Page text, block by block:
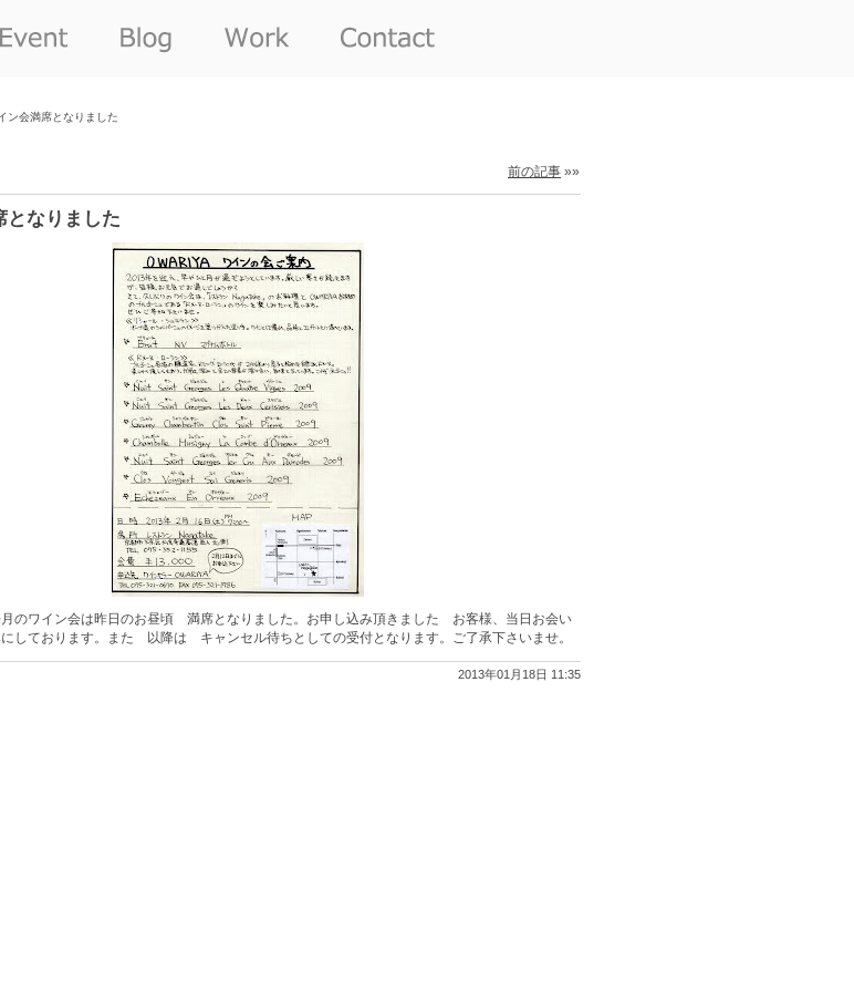
ン会満席となりました
前の記事 »»
となりました
のワイン会は昨日のお昼頃 満席となりました。お申し込み頂きました お客様、当日お会い
しております。また 以降は キャンセル待ちとしての受付となります。ご了承下さいませ。
2013年01月18日 11:35